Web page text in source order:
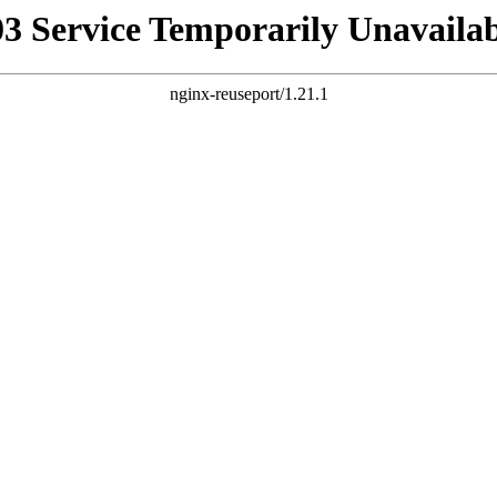
Service Temporarily
nginx-reuseport/1.21.1